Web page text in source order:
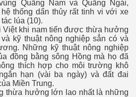
Quãng Nam và Quãng Ngải,
thống dẩn thủy rất tinh vi với xe
lúa (10).
Việt khi nam tiến được thừa hưởng
kỹ thuật nông nghiệp sẳn có và
Những kỹ thuật nông nghiệp
đồng bằng sông Hồng mà họ đã
thích hợp cho môi trường khô
hạn (vài ba ngày) và đất đai
Miền Trung.
thừa hưởng lớn lao nhất là những